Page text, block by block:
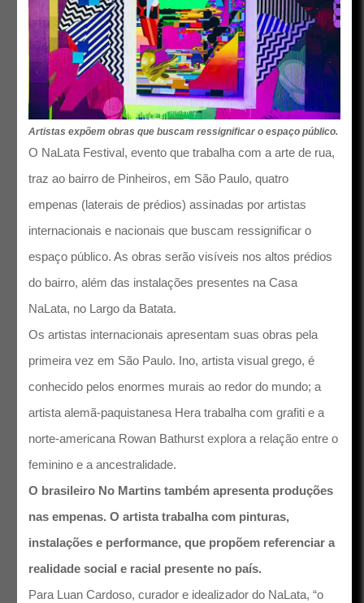
Artistas expõem obras que buscam ressignificar o espaço público.
O NaLata Festival, evento que trabalha com a arte de rua,
traz ao bairro de Pinheiros, em São Paulo, quatro
empenas (laterais de prédios) assinadas por artistas
internacionais e nacionais que buscam ressignificar o
espaço público. As obras serão visíveis nos altos prédios
do bairro, além das instalações presentes na Casa
NaLata, no Largo da Batata.
Os artistas internacionais apresentam suas obras pela
primeira vez em São Paulo. Ino, artista visual grego, é
conhecido pelos enormes murais ao redor do mundo; a
artista alemã-paquistanesa Hera trabalha com grafiti e a
norte-americana Rowan Bathurst explora a relação entre o
feminino e a ancestralidade.
O brasileiro No Martins também apresenta produções
nas empenas. O artista trabalha com pinturas,
instalações e performance, que propõem referenciar a
realidade social e racial presente no país.
Para Luan Cardoso, curador e idealizador do NaLata, “o